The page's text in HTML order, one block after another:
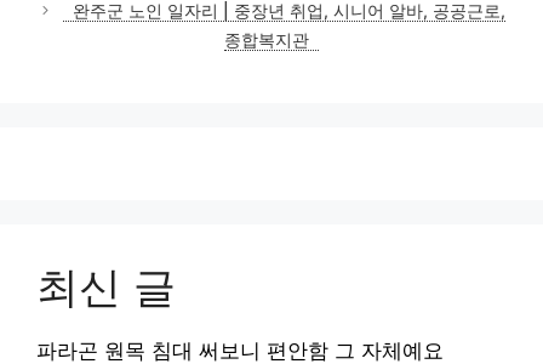
완주군 노인 일자리 | 중장년 취업, 시니어 알바, 공공근로,
종합복지관
최신 글
파라곤 원목 침대 써보니 편안함 그 자체예요